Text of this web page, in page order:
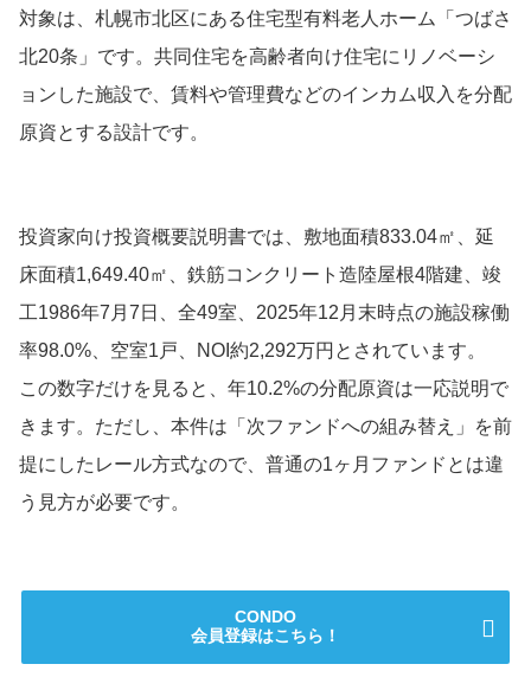
対象は、札幌市北区にある住宅型有料老人ホーム「つばさ
北20条」です。共同住宅を高齢者向け住宅にリノベーシ
ョンした施設で、賃料や管理費などのインカム収入を分配
原資とする設計です。
投資家向け投資概要説明書では、敷地面積833.04㎡、延
床面積1,649.40㎡、鉄筋コンクリート造陸屋根4階建、竣
工1986年7月7日、全49室、2025年12月末時点の施設稼働
率98.0%、空室1戸、NOI約2,292万円とされています。
この数字だけを見ると、年10.2%の分配原資は一応説明で
きます。ただし、本件は「次ファンドへの組み替え」を前
提にしたレール方式なので、普通の1ヶ月ファンドとは違
う見方が必要です。
CONDO
会員登録はこちら！